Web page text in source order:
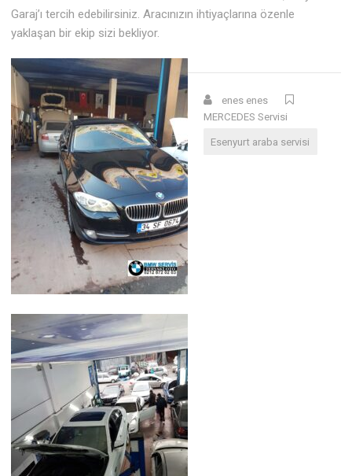
Garaj’ı tercih edebilirsiniz. Aracınızın ihtiyaçlarına özenle
yaklaşan bir ekip sizi bekliyor.
enes enes
MERCEDES Servisi
Esenyurt araba servisi